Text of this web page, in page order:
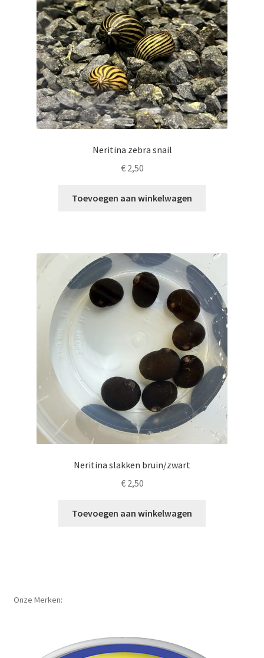
Neritina zebra snail
€2,50
Toevoegen aan winkelwagen
Neritina slakken bruin/zwart
€2,50
Toevoegen aan winkelwagen
Onze Merken: